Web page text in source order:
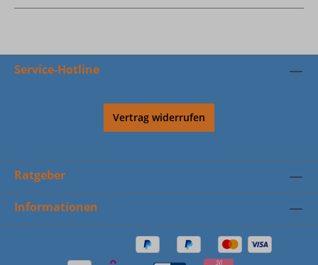
Service-Hotline
Vertrag widerrufen
Ratgeber
Informationen